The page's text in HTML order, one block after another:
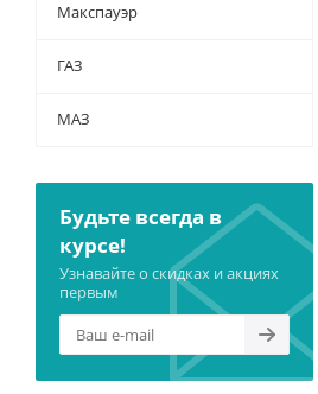
Макспауэр
ГАЗ
МАЗ
Будьте всегда в
курсе!
Узнавайте о скидках и акциях
первым